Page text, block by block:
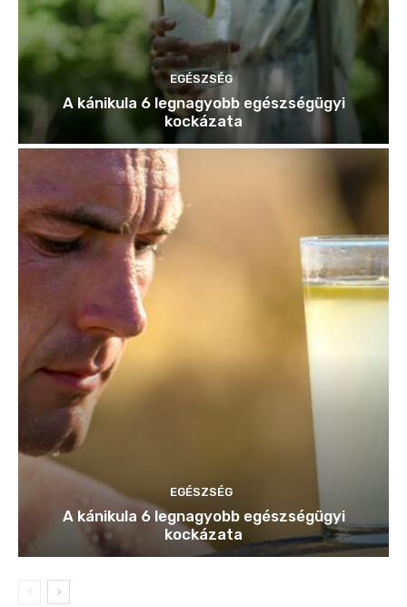
EGÉSZSÉG
A kánikula 6 legnagyobb egészségügyi
kockázata
EGÉSZSÉG
A kánikula 6 legnagyobb egészségügyi
kockázata